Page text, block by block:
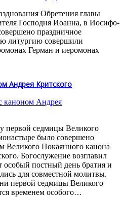
Обретения главы
Господня Иоанна, в Иосифо-
праздничное
литургию совершили
Герман и иеромонах
Андрея Критского
первой седмицы Великого
было совершено
Великого Покаянного канона
Богослужение возглавил
постный день братия и
для совместной молитвы.
первой седмицы Великого
временем особого…